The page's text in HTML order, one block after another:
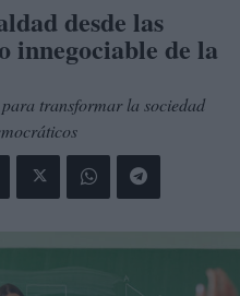
desde las
innegociable de la
transformar la sociedad